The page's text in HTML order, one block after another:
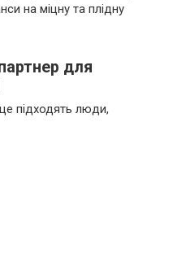
на міцну та плідну
для
підходять люди,